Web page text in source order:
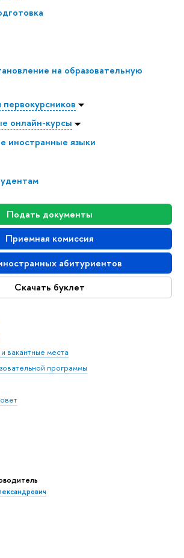
на образовательную
онлайн-курсы
иностранные языки
Подать документы
Приемная комиссия
абитуриентов
Скачать буклет
вакантные места
программы